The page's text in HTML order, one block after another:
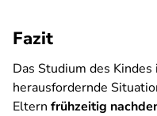
Fazit
Das Studium des
herausfordernde
Eltern frühzeitig